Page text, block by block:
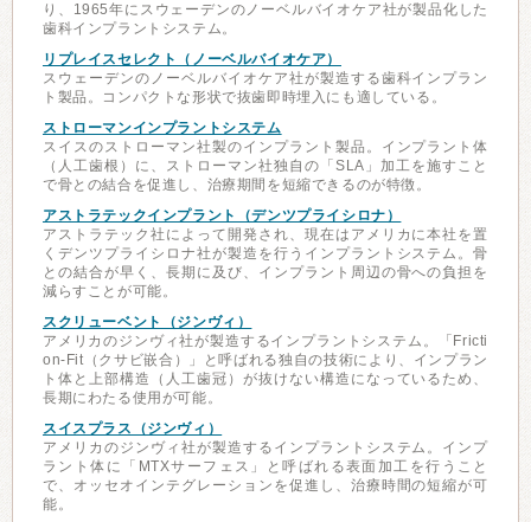
り、1965年にスウェーデンのノーベルバイオケア社が製品化した
歯科インプラントシステム。
リプレイスセレクト（ノーベルバイオケア）
スウェーデンのノーベルバイオケア社が製造する歯科インプラン
ト製品。コンパクトな形状で抜歯即時埋入にも適している。
ストローマンインプラントシステム
スイスのストローマン社製のインプラント製品。インプラント体
（人工歯根）に、ストローマン社独自の「SLA」加工を施すこと
で骨との結合を促進し、治療期間を短縮できるのが特徴。
アストラテックインプラント（デンツプライシロナ）
アストラテック社によって開発され、現在はアメリカに本社を置
くデンツプライシロナ社が製造を行うインプラントシステム。骨
との結合が早く、長期に及び、インプラント周辺の骨への負担を
減らすことが可能。
スクリューベント（ジンヴィ）
アメリカのジンヴィ社が製造するインプラントシステム。「Fricti
on-Fit（クサビ嵌合）」と呼ばれる独自の技術により、インプラン
ト体と上部構造（人工歯冠）が抜けない構造になっているため、
長期にわたる使用が可能。
スイスプラス（ジンヴィ）
アメリカのジンヴィ社が製造するインプラントシステム。インプ
ラント体に「MTXサーフェス」と呼ばれる表面加工を行うこと
で、オッセオインテグレーションを促進し、治療時間の短縮が可
能。